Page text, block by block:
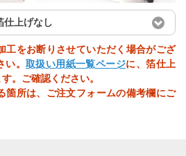
仕上げなし
をお断りさせていただく場合がござ
。 取扱い用紙一覧ページに、箔仕上
。ご確認ください。
所は、ご注文フォームの備考欄にご